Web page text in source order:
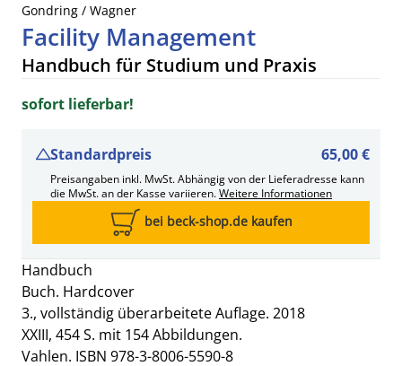
Gondring / Wagner
Facility Management
Handbuch für Studium und Praxis
Handbuch
Buch. Hardcover
3., vollständig überarbeitete Auflage. 2018
XXIII, 454 S. mit 154 Abbildungen.
Vahlen. ISBN 978-3-8006-5590-8
sofort lieferbar!
Standardpreis 65,00 €
Preisangaben inkl. MwSt. Abhängig von der Lieferadresse kann
die MwSt. an der Kasse variieren.Weitere Informationen
bei beck-shop.de kaufen